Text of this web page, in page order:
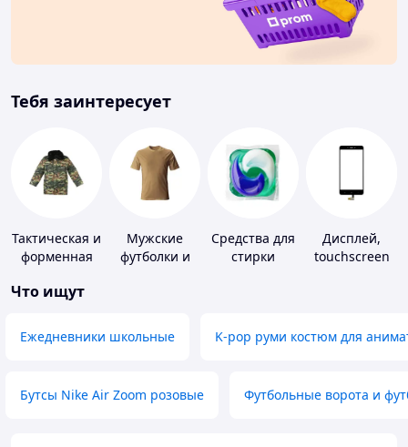
Тебя заинтересует
Тактическая и
форменная
Мужские
футболки и
Средства для
стирки
Дисплей,
touchscreen
Что ищут
Ежедневники школьные K-pop руми костюм для
Бутсы Nike Air Zoom розовые Футбольные ворота и